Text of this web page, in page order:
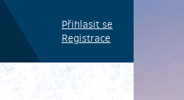
Přihlasit se
Registrace